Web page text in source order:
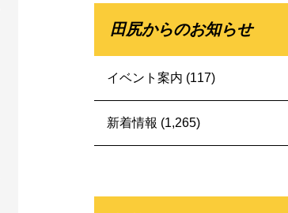
田尻からのお知らせ
イベント案内 (117)
新着情報 (1,265)